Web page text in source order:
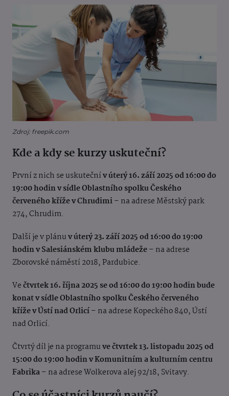
Zdroj: freepik.com
Kde a kdy se kurzy uskuteční?
První z nich se uskutečnív úterý 16. září 2025 od 16:00 do
19:00 hodin v sídle Oblastního spolku Českého
červeného kříže v Chrudimi– na adrese Městský park
274, Chrudim.
Další je v plánuv úterý 23. září 2025 od 16:00 do 19:00
hodin v Salesiánském klubu mládeže– na adrese
Zborovské náměstí 2018, Pardubice.
Večtvrtek 16. října 2025 se od 16:00 do 19:00 hodin bude
konat v sídle Oblastního spolku Českého červeného
kříže v Ústí nad Orlicí– na adrese Kopeckého 840, Ústí
nad Orlicí.
Čtvrtý díl je na programuve čtvrtek 13. listopadu 2025 od
15:00 do 19:00 hodin v Komunitním a kulturním centru
Fabrika– na adrese Wolkerova alej 92/18, Svitavy.